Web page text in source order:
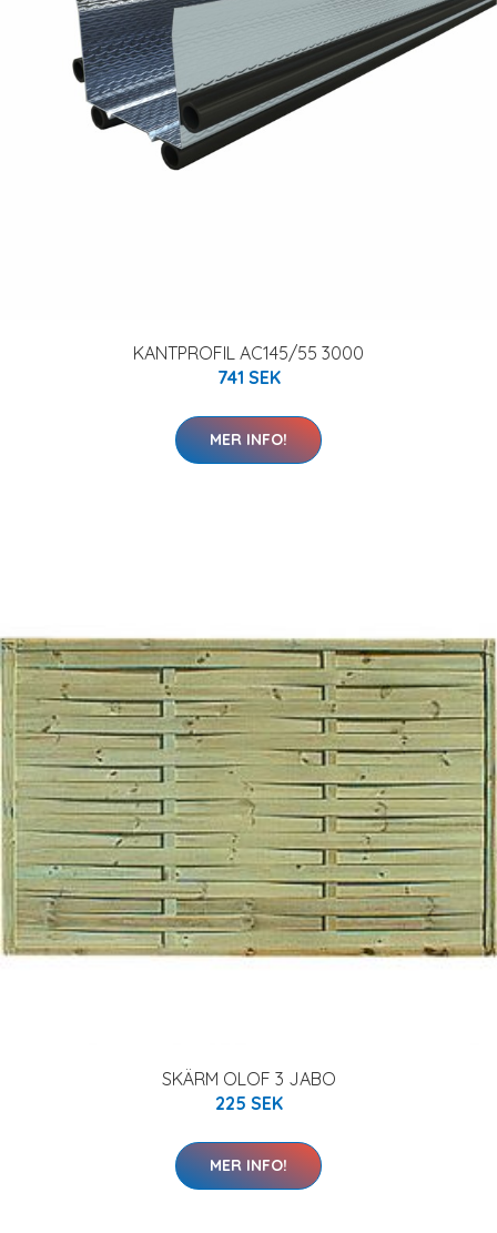
KANTPROFIL AC145/55 3000
741 SEK
MER INFO!
SKÄRM OLOF 3 JABO
225 SEK
MER INFO!